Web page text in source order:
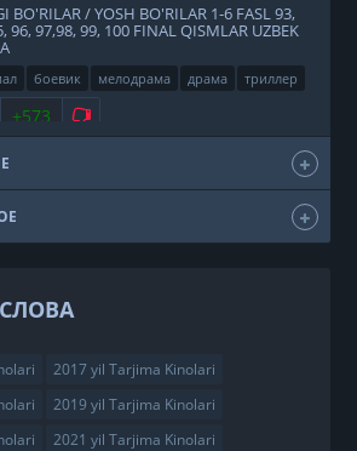
BO'RILAR / YOSH BO'RILAR 1-6 FASL 93,
96, 97,98, 99, 100 FINAL QISMLAR UZBEK
боевик мелодрама драма
триллер
США 2011
+573 Не нравится
2017 yil Tarjima Kinolari
2019 yil Tarjima Kinolari
2021 yil Tarjima Kinolari